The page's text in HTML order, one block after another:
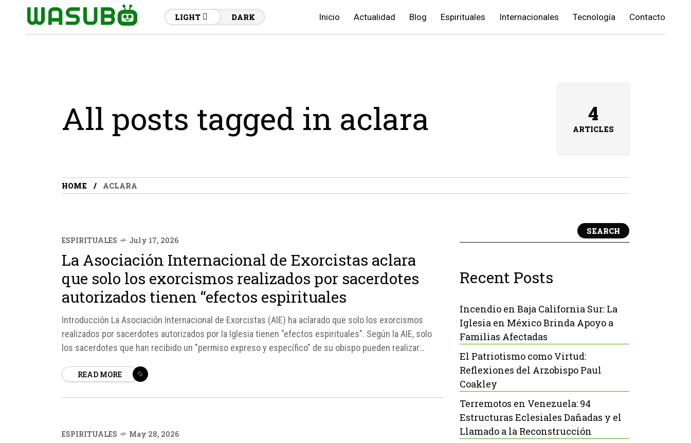
LIGHT DARK Inicio Actualidad Blog Espirituales Internacionales Tecnología Contacto
All posts tagged in aclara 4
ARTICLES
HOME ACLARA
ESPIRITUALES July 17, 2026
La Asociación Internacional de Exorcistas aclara
que solo los exorcismos realizados por sacerdotes
autorizados tienen “efectos espirituales
Introducción La Asociación Internacional de Exorcistas (AIE) ha aclarado que solo los exorcismos
realizados por sacerdotes autorizados por la Iglesia tienen "efectos espirituales". Según la AIE, solo
los sacerdotes que han recibido un "permiso expreso y específico" de su obispo pueden realizar
READ MORE
ESPIRITUALES May 28, 2026
SEARCH
Recent Posts
Incendio en Baja California Sur: La
Iglesia en México Brinda Apoyo a
Familias Afectadas
El Patriotismo como Virtud:
Reflexiones del Arzobispo Paul
Coakley
Terremotos en Venezuela: 94
Estructuras Eclesiales Dañadas y el
Llamado a la Reconstrucción